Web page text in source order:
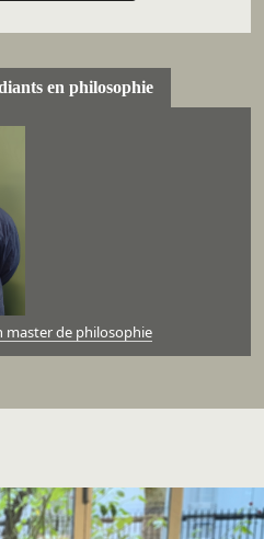
en philosophie
master de philosophie